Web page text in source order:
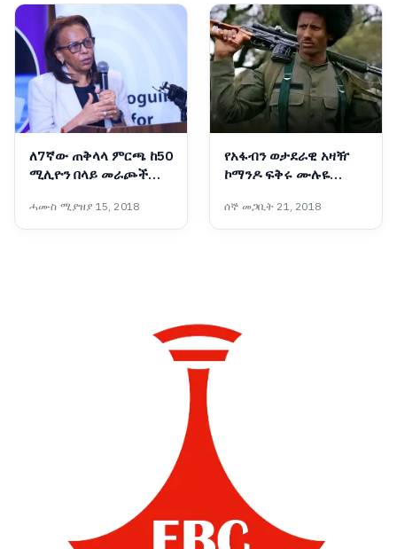
ለ7ኛው ጠቅላላ ምርጫ ከ50
ሚሊዮን በላይ መራጮች
ምርጫ ቦርድ
ሓሙስ ሚያዝያ 15, 2018
የአፋብን ወታደራዊ አዛዥ
ኮማንዶ ፍቅሩ ሙሉዬ
ተቀበለ
ሰኞ መጋቢት 21, 2018